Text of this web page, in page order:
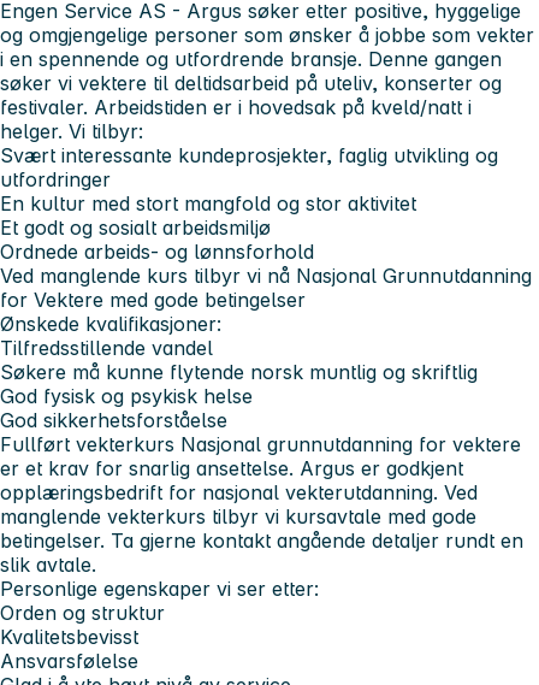
Engen Service AS - Argus søker etter positive, hyggelige
og omgjengelige personer som ønsker å jobbe som vekter
i en spennende og utfordrende bransje. Denne gangen
søker vi vektere til deltidsarbeid på uteliv, konserter og
festivaler. Arbeidstiden er i hovedsak på kveld/natt i
helger. Vi tilbyr:
Svært interessante kundeprosjekter, faglig utvikling og
utfordringer
En kultur med stort mangfold og stor aktivitet
Et godt og sosialt arbeidsmiljø
Ordnede arbeids- og lønnsforhold
Ved manglende kurs tilbyr vi nå Nasjonal Grunnutdanning
for Vektere med gode betingelser
Ønskede kvalifikasjoner:
Tilfredsstillende vandel
Søkere må kunne flytende norsk muntlig og skriftlig
God fysisk og psykisk helse
God sikkerhetsforståelse
Fullført vekterkurs Nasjonal grunnutdanning for vektere
er et krav for snarlig ansettelse. Argus er godkjent
opplæringsbedrift for nasjonal vekterutdanning. Ved
manglende vekterkurs tilbyr vi kursavtale med gode
betingelser. Ta gjerne kontakt angående detaljer rundt en
slik avtale.
Personlige egenskaper vi ser etter:
Orden og struktur
Kvalitetsbevisst
Ansvarsfølelse